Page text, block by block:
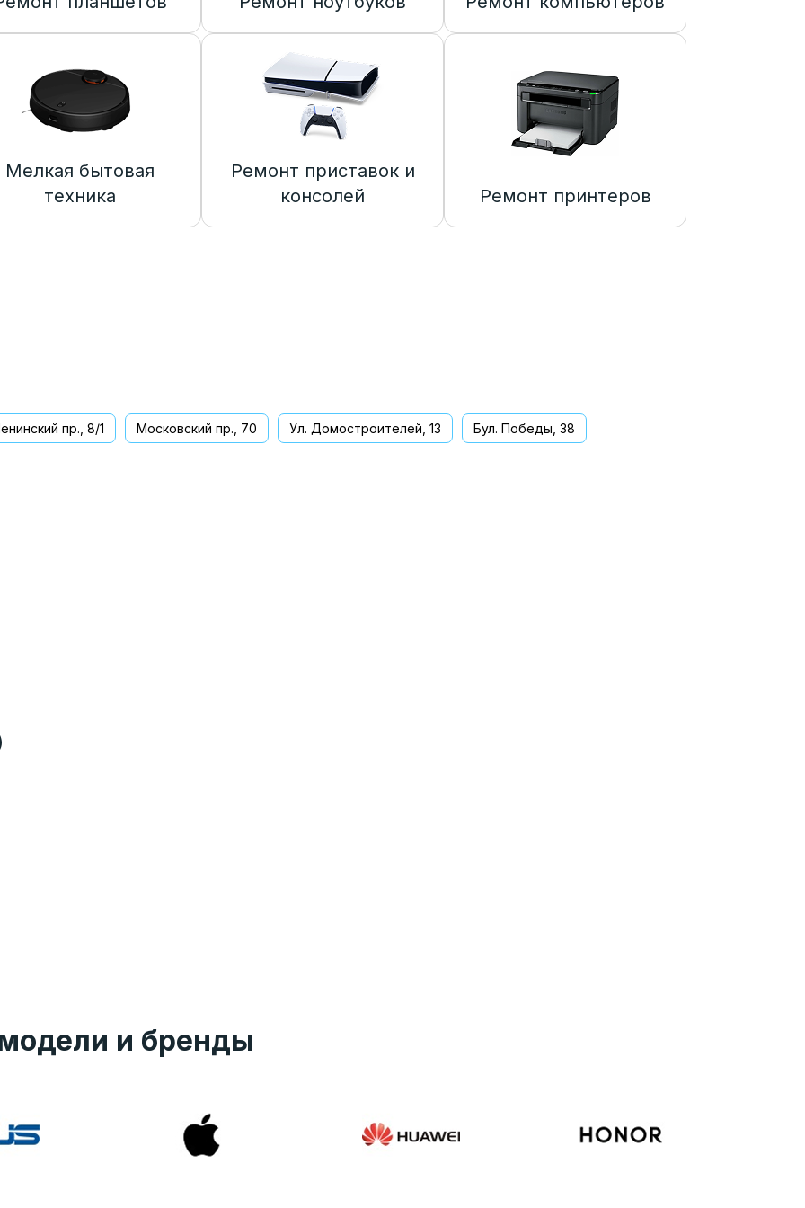
Мелкая бытовая
техника
Ремонт приставок и
консолей
Ремонт принтеров
пр., 8/1 Московский пр., 70 Ул. Домостроителей, 13 Бул. Победы, 38
и бренды